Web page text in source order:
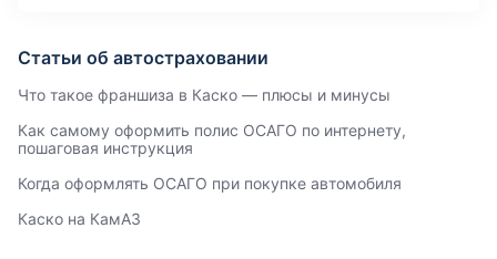
Статьи об автостраховании
Что такое франшиза в Каско — плюсы и минусы
Как самому оформить полис ОСАГО по интернету,
пошаговая инструкция
Когда оформлять ОСАГО при покупке автомобиля
Каско на КамАЗ